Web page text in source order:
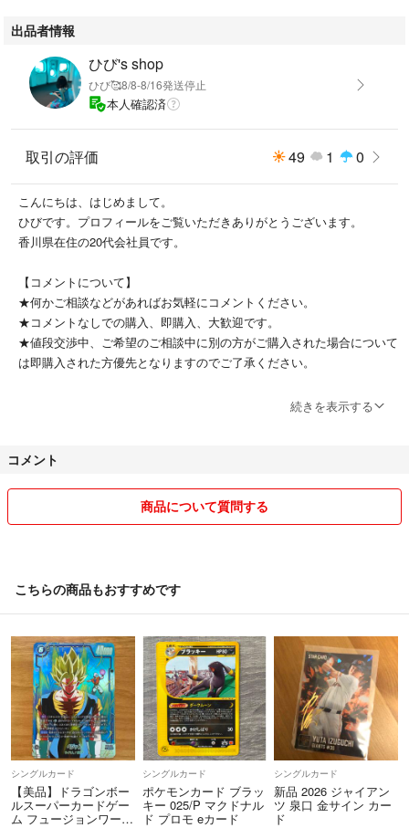
出品者情報
ひび's shop
ひび🥰8/8-8/16発送停止
本人確認済
取引の評価 49 1 0
こんにちは、はじめまして。
ひびです。プロフィールをご覧いただきありがとうございます。
香川県在住の20代会社員です。
【コメントについて】
★何かご相談などがあればお気軽にコメントください。
★コメントなしでの購入、即購入、大歓迎です。
★値段交渉中、ご希望のご相談中に別の方がご購入された場合について
は即購入された方優先となりますのでご了承ください。
【保管状態】
●個人の不用品でのやり取りになりますため、メーカーの保証はつきま
●受け取り評価は動作確認をした上でお願いいたします。受け取り評価
後の返品や返金などの対応は致しかねます。
最後までお読みいただきありがとうございました。
続きを表示する
コメント
商品について質問する
こちらの商品もおすすめです
シングルカード
【美品】ドラゴンボー
ルスーパーカードゲー
ム フュージョンワール
シングルカード
ポケモンカード ブラッ
キー 025/P マクドナル
ド プロモ eカード
シングルカード
新品 2026 ジャイアン
ツ 泉口 金サイン カー
ド